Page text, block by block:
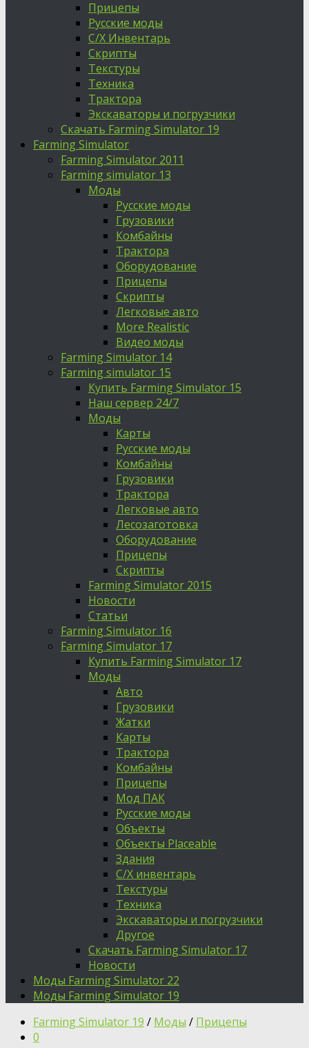
Прицепы
Русские моды
С/Х Инвентарь
Скрипты
Текстуры
Техника
Трактора
Экскаваторы и погрузчики
Скачать Farming Simulator 19
Farming Simulator
Farming Simulator 2011
Farming simulator 13
Моды
Русские моды
Грузовики
Комбайны
Трактора
Оборудование
Прицепы
Скрипты
Легковые авто
More Realistic
Видео моды
Farming Simulator 14
Farming simulator 15
Купить Farming Simulator 15
Наш сервер 24/7
Моды
Карты
Русские моды
Комбайны
Грузовики
Трактора
Легковые авто
Лесозаготовка
Оборудование
Прицепы
Скрипты
Farming Simulator 2015
Новости
Статьи
Farming Simulator 16
Farming Simulator 17
Купить Farming Simulator 17
Моды
Авто
Грузовики
Жатки
Карты
Трактора
Комбайны
Прицепы
Мод ПАК
Русские моды
Объекты
Объекты Placeable
Здания
С/Х инвентарь
Текстуры
Техника
Экскаваторы и погрузчики
Другое
Скачать Farming Simulator 17
Новости
Моды Farming Simulator 22
Моды Farming Simulator 19
Farming Simulator 19 / Моды / Прицепы
0